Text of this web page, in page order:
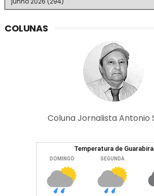
COLUNAS
Coluna Jornalista Antonio